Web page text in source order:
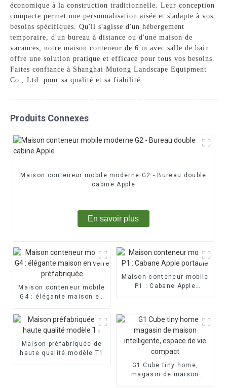
économique à la construction traditionnelle. Leur conception
compacte permet une personnalisation aisée et s'adapte à vos
besoins spécifiques. Qu'il s'agisse d'un hébergement
temporaire, d'un bureau à distance ou d'une maison de
vacances, notre maison conteneur de 6 m avec salle de bain
offre une solution pratique et efficace pour tous vos besoins.
Faites confiance à Shanghai Mutong Landscape Equipment
Co., Ltd. pour sa qualité et sa fiabilité.
Produits Connexes
Maison conteneur mobile moderne G2 - Bureau double
cabine Apple
En savoir plus
Maison conteneur mobile
G4 : élégante maison en
Maison conteneur mobile
P1 : Cabane Apple
Maison préfabriquée de
haute qualité modèle T1
G1 Cube tiny home,
magasin de maison